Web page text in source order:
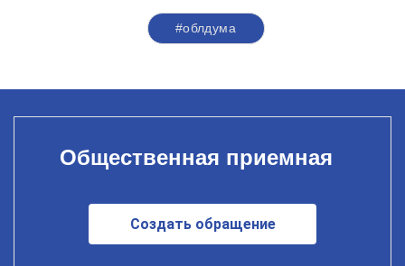
#облдума
Общественная приемная
Создать обращение